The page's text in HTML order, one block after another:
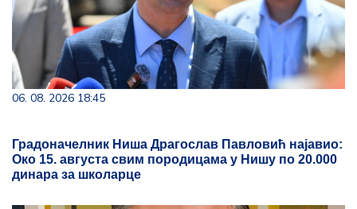
06. 08. 2026 18:45
Градоначелник Ниша Драгослав Павловић најавио:
Око 15. августа свим породицама у Нишу по 20.000
динара за школарце